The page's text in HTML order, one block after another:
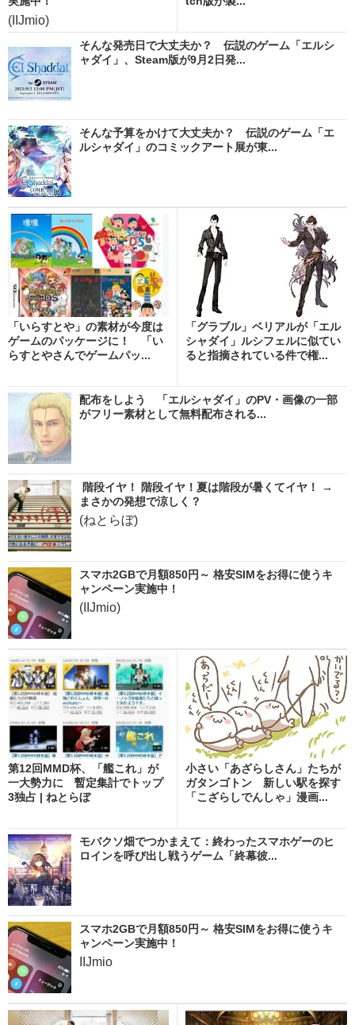
(IIJmio)
そんな発売日で大丈夫か？ 伝説のゲーム「エルシ
ャダイ」、Steam版が9月2日発...
そんな予算をかけて大丈夫か？ 伝説のゲーム「エ
ルシャダイ」のコミックアート展が東...
「いらすとや」の素材が今度は
ゲームのパッケージに！ 「い
らすとやさんでゲームパッ...
「グラブル」ベリアルが「エル
シャダイ」ルシフェルに似てい
ると指摘されている件で権...
配布をしよう 「エルシャダイ」のPV・画像の一部
がフリー素材として無料配布される...
階段イヤ！ 階段イヤ！夏は階段が暑くてイヤ！ →
まさかの発想で涼しく？
(ねとらぼ)
スマホ2GBで月額850円～ 格安SIMをお得に使うキ
ャンペーン実施中！
(IIJmio)
第12回MMD杯、「艦これ」が
一大勢力に 暫定集計でトップ
3独占 | ねとらぼ
小さい「あざらしさん」たちが
ガタンゴトン 新しい駅を探す
「こざらしでんしゃ」漫画...
モバクソ畑でつかまえて：終わったスマホゲーのヒ
ロインを呼び出し戦うゲーム「終幕彼...
スマホ2GBで月額850円～ 格安SIMをお得に使うキ
ャンペーン実施中！
IIJmio